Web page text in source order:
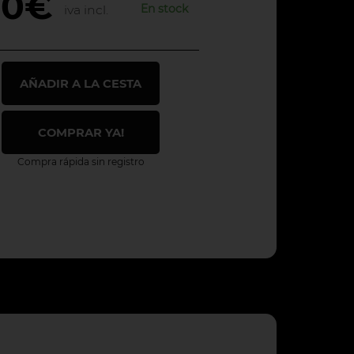
iva incl. En stock
AÑADIR A LA CESTA
COMPRAR YA!
Compra rápida sin registro